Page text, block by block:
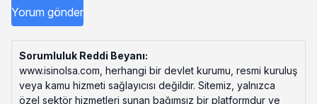
Sorumluluk Reddi Beyanı:
www.isinolsa.com, herhangi bir devlet kurumu, resmi kuruluş
veya kamu hizmeti sağlayıcısı değildir. Sitemiz, yalnızca
özel sektör hizmetleri sunan bağımsız bir platformdur ve